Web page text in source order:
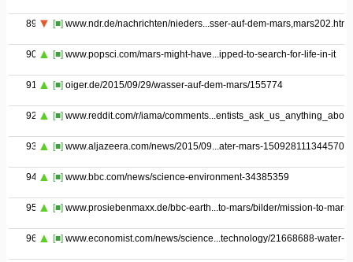
89 [■] www.ndr.de/nachrichten/nieders...sser-auf-dem-mars,mars202.html
90 [■] www.popsci.com/mars-might-have...ipped-to-search-for-life-in-it
91 [■] oiger.de/2015/09/29/wasser-auf-dem-mars/155774
92 [■] www.reddit.com/r/iama/
93 [■] www.aljazeera.com/news/2015/09...ater-mars-
94 [■] www.bbc.com/news/science-environment-34385359
95 [■] www.prosiebenmaxx.de/bbc-earth...to-mars/bilder/mission-to-mars
96 [■] www.economist.com/news/science...technology/21668688-water-